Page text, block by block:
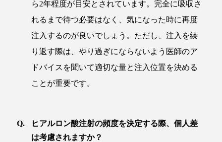
ら2年程度が目安とされています。完全に吸収さ
れるまで待つ必要はなく、気になった時に再度
注入するのが良いでしょう。ただし、注入を繰
り返す際は、やり過ぎにならないよう医師のア
ドバイスを聞いて適切な量と注入位置を決める
ことが重要です。
ヒアルロン酸注射の頻度を決定する際、個人差
は考慮されますか？